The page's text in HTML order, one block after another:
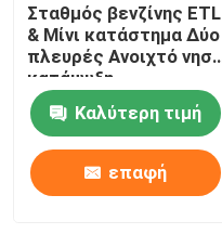
Σταθμός βενζίνης ETL
& Μίνι κατάστημα Δύο
πλευρές Ανοιχτό νησί
κατάψυξη
Καλύτερη τιμή
επαφή